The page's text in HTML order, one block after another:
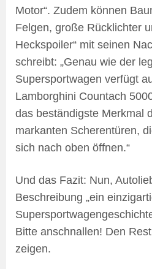
Motor“. Zudem können
Felgen, große Rücklichter
Heckspoiler“ mit seinen
schreibt: „Genau wie der
Supersportwagen verfügt
Lamborghini Countach
das beständigste Merkmal
markanten Scherentüren,
sich nach oben öffnen.“
Und das Fazit: Nun,
Beschreibung „ein
Bitte anschnallen! Den
zeigen.